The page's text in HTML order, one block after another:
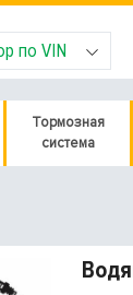
по VIN
Тормозная
система